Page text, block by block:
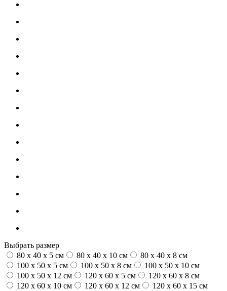
Выбрать размер
80 x 40 x 5 см
80 x 40 x 10 см
80 x 40 x 8 см
100 x 50 x 5 см
100 х 50 х 8 см
100 x 50 x 10 см
100 x 50 x 12 см
120 x 60 x 5 см
120 x 60 x 8 см
120 x 60 x 10 см
120 x 60 x 12 см
120 x 60 x 15 см